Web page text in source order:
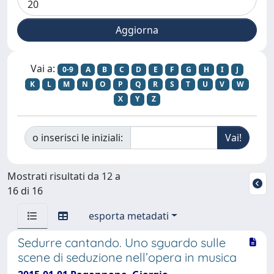
Vai a: 0-9 A B C D E F G H I
J
K
L M N O P Q R S T U V
W
X
Y Z
o inserisci le iniziali:
Mostrati risultati da 12 a
16 di 16
esporta metadati
Sedurre cantando. Uno sguardo sulle
scene di seduzione nell’opera in musica